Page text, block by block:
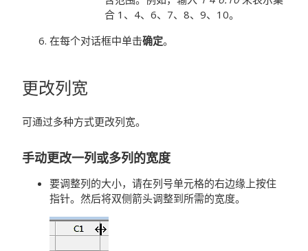
合 1、4、6、7、8、9、10。
在每个对话框中单击确定。
更改列宽
可通过多种方式更改列宽。
手动更改一列或多列的宽度
要调整列的大小，请在列号单元格的右边缘上按住
指针。然后将双侧箭头调整到所需的宽度。